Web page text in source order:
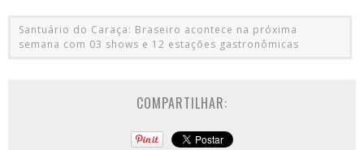
Santuário do Caraça: Braseiro acontece na próxima
semana com 03 shows e 12 estações gastronômicas
COMPARTILHAR: